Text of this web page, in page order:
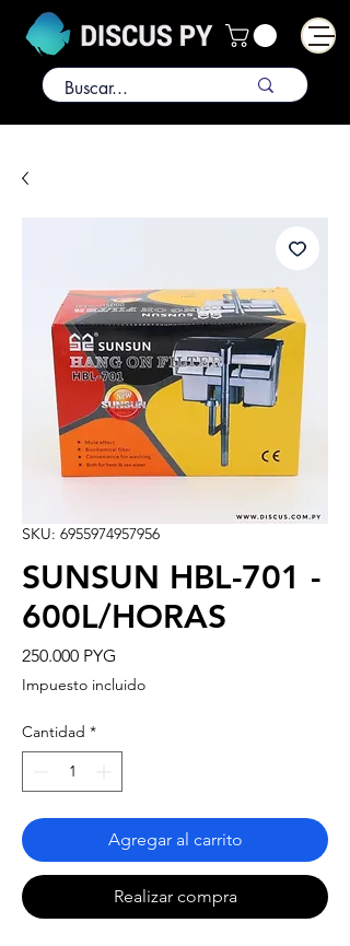
SKU: 6955974957956
SUNSUN HBL-701 -
600L/HORAS
250.000 PYG
Impuesto incluido
Cantidad *
Agregar al carrito
Realizar compra